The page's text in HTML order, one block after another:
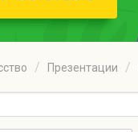
Презентации